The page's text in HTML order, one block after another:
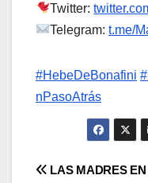
Twitter:
Telegram:t.me/
#HebeDeBonafini #
nPasoAtrás
LAS MADRES